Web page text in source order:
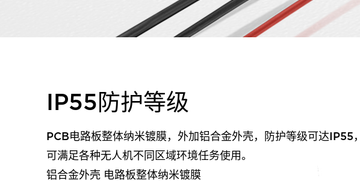
IP55防护等级
PCB电路板整体纳米镀膜，外加铝合金外壳，防护等级可达IP55，
可满足各种无人机不同区域环境任务使用。
铝合金外壳 电路板整体纳米镀膜